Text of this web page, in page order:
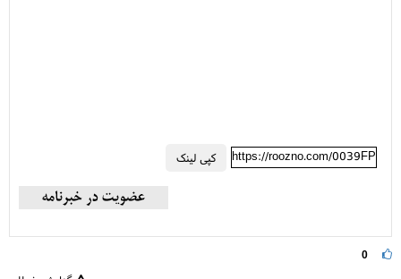
کپی لینک https://roozno.com/0039FP
0